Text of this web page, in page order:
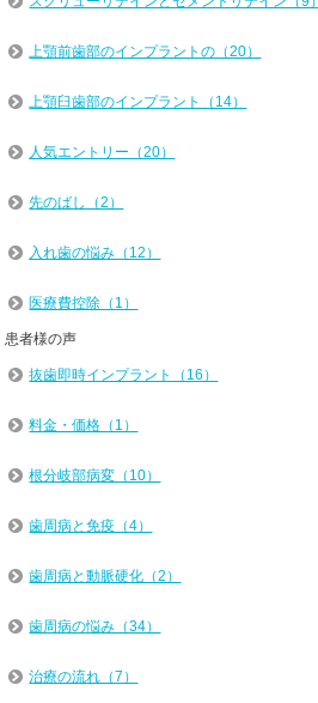
上顎前歯部のインプラントの（20）
上顎臼歯部のインプラント（14）
人気エントリー（20）
先のばし（2）
入れ歯の悩み（12）
医療費控除（1）
患者様の声
抜歯即時インプラント（16）
料金・価格（1）
根分岐部病変（10）
歯周病と免疫（4）
歯周病と動脈硬化（2）
歯周病の悩み（34）
治療の流れ（7）